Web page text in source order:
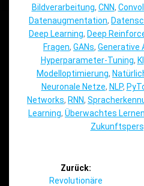
Bildverarbeitung, CNN,
Datenaugmentation,
Deep Learning, Deep
Fragen, GANs, Generative
Hyperparameter-Tuning, KI
Modelloptimierung,
Neuronale Netze, NLP,
Networks, RNN,
Learning, Überwachtes Lernen
Zurück:
Vorheriger
Revolutionäre